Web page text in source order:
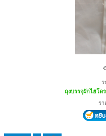
ร
ถุงบรรจุผักไฮโด
รา